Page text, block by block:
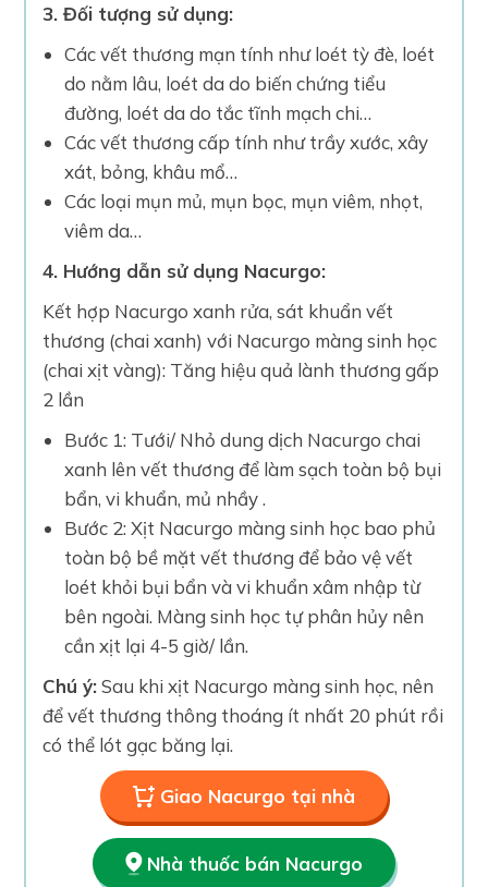
3. Đối tượng sử dụng:
Các vết thương mạn tính như loét tỳ đè, loét
do nằm lâu, loét da do biến chứng tiểu
đường, loét da do tắc tĩnh mạch chi…
Các vết thương cấp tính như trầy xước, xây
xát, bỏng, khâu mổ…
Các loại mụn mủ, mụn bọc, mụn viêm, nhọt,
viêm da…
4. Hướng dẫn sử dụng Nacurgo:
Kết hợp Nacurgo xanh rửa, sát khuẩn vết
thương (chai xanh) với Nacurgo màng sinh học
(chai xịt vàng): Tăng hiệu quả lành thương gấp
2 lần
Bước 1: Tưới/ Nhỏ dung dịch Nacurgo chai
xanh lên vết thương để làm sạch toàn bộ bụi
bẩn, vi khuẩn, mủ nhầy .
Bước 2: Xịt Nacurgo màng sinh học bao phủ
toàn bộ bề mặt vết thương để bảo vệ vết
loét khỏi bụi bẩn và vi khuẩn xâm nhập từ
bên ngoài. Màng sinh học tự phân hủy nên
cần xịt lại 4-5 giờ/ lần.
Chú ý:Sau khi xịt Nacurgo màng sinh học, nên
để vết thương thông thoáng ít nhất 20 phút rồi
có thể lót gạc băng lại.
Giao Nacurgo tại nhà
Nhà thuốc bán Nacurgo